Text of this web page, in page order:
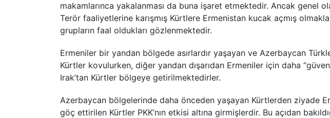
makamlarınca yakalanması da buna işaret etmektedir. Ancak genel
Terör faaliyetlerine karışmış Kürtlere Ermenistan kucak açmış
grupların faal oldukları gözlenmektedir.
Ermeniler bir yandan bölgede asırlardır yaşayan ve Azerbaycan
Kürtler kovulurken, diğer yandan dışarıdan Ermeniler için daha
Irak’tan Kürtler bölgeye getirilmektedirler.
Azerbaycan bölgelerinde daha önceden yaşayan Kürtlerden ziyade
göç ettirilen Kürtler PKK’nın etkisi altına girmişlerdir. Bu açıdan